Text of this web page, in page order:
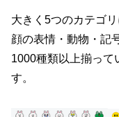
大きく5つのカテゴ
顔の表情・動物・記
1000種類以上揃って
す。